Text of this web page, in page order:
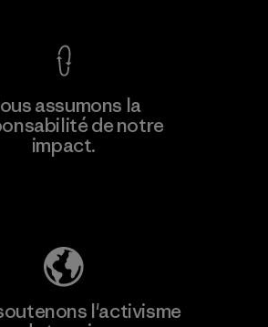
assumons la
de notre
impact.
l'activisme